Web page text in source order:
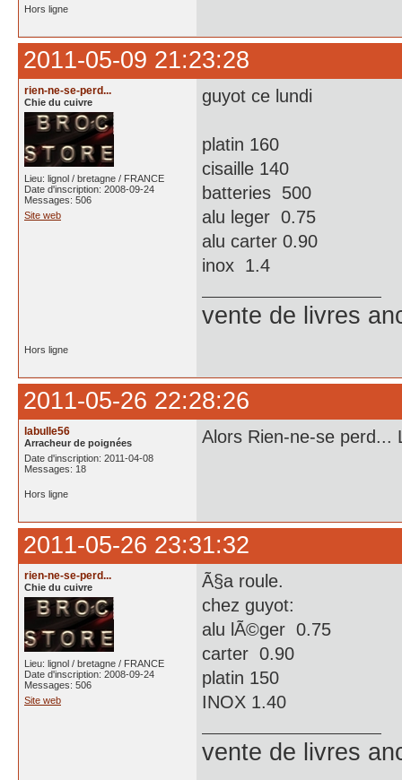
Hors ligne
2011-05-09 21:23:28
rien-ne-se-perd...
Chie du cuivre
Lieu: lignol / bretagne / FRANCE
Date d'inscription: 2008-09-24
Messages: 506
Site web
guyot ce lundi
platin 160
cisaille 140
batteries 500
alu leger 0.75
alu carter 0.90
inox 1.4
vente de livres
Hors ligne
2011-05-26 22:28:26
labulle56
Arracheur de poignées
Date d'inscription: 2011-04-08
Messages: 18
Alors Rien-ne-se perd...
Hors ligne
2011-05-26 23:31:32
rien-ne-se-perd...
Chie du cuivre
Lieu: lignol / bretagne / FRANCE
Date d'inscription: 2008-09-24
Messages: 506
Site web
Ã§a roule.
chez guyot:
alu lÃ©ger 0.75
carter 0.90
platin 150
INOX 1.40
vente de livres